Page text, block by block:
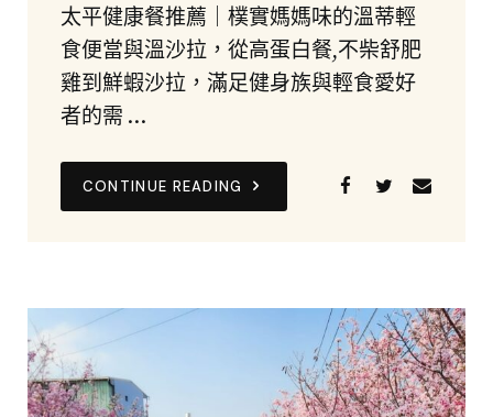
太平健康餐推薦｜樸實媽媽味的溫蒂輕
食便當與溫沙拉，從高蛋白餐,不柴舒肥
雞到鮮蝦沙拉，滿足健身族與輕食愛好
者的需 …
CONTINUE READING